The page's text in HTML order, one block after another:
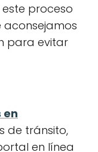
proceso
aconsejamos
para evitar
en
de tránsito,
en línea